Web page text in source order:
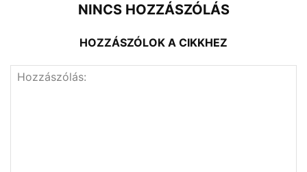
NINCS HOZZÁSZÓLÁS
HOZZÁSZÓLOK A CIKKHEZ